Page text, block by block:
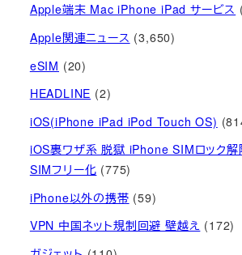
Apple端末 Mac iPhone iPad サービス
Apple関連ニュース (3,650)
eSIM (20)
HEADLINE (2)
iOS(iPhone iPad iPod Touch OS)
iOS裏ワザ系 脱獄 iPhone SIMロック解
SIMフリー化 (775)
iPhone以外の携帯 (59)
VPN 中国ネット規制回避 壁越え (172)